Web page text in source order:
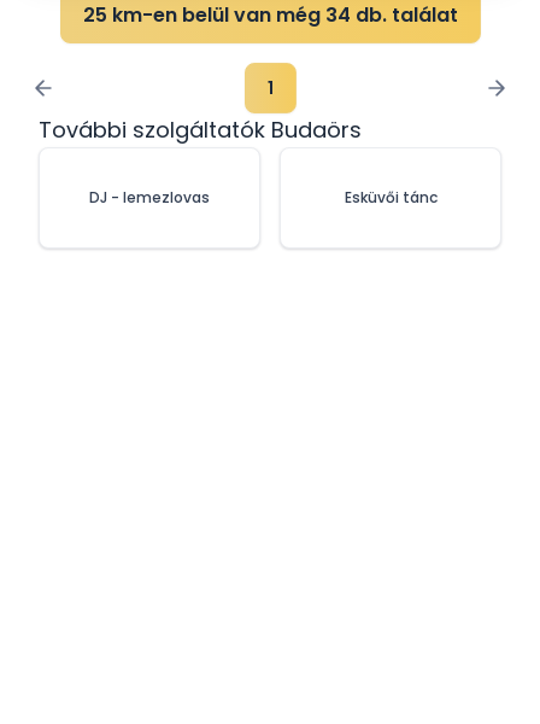
25 km-en belül van még 34 db. találat
1
További szolgáltatók Budaörs
DJ - lemezlovas Esküvői tánc